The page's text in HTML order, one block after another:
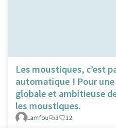
Les moustiques, c’est
automatique ! Pour
globale et ambitieuse
les moustiques.
Lamfou 3 12